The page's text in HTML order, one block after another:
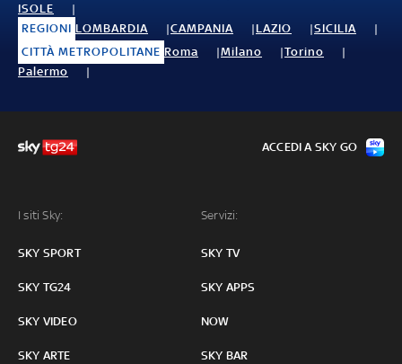
ISOLE
REGIONI LOMBARDIA CAMPANIA LAZIO
SICILIA
CITTÀ METROPOLITANE Roma Milano
Torino
Palermo
I siti Sky:
SKY SPORT
SKY TG24
SKY VIDEO
SKY ARTE
Servizi:
SKY TV
SKY APPS
NOW
SKY BAR
ACCEDI A SKY GO